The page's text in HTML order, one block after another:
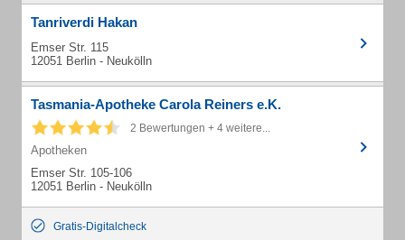
Tanriverdi Hakan
Emser Str. 115
12051 Berlin - Neukölln
Tasmania-Apotheke Carola Reiners e.K.
2 Bewertungen + 4 weitere...
Apotheken
Emser Str. 105-106
12051 Berlin - Neukölln
Gratis-Digitalcheck